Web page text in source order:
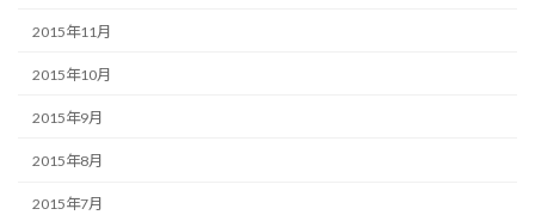
2015年11月
2015年10月
2015年9月
2015年8月
2015年7月